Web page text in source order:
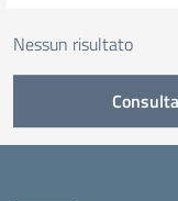
Nessun risultato